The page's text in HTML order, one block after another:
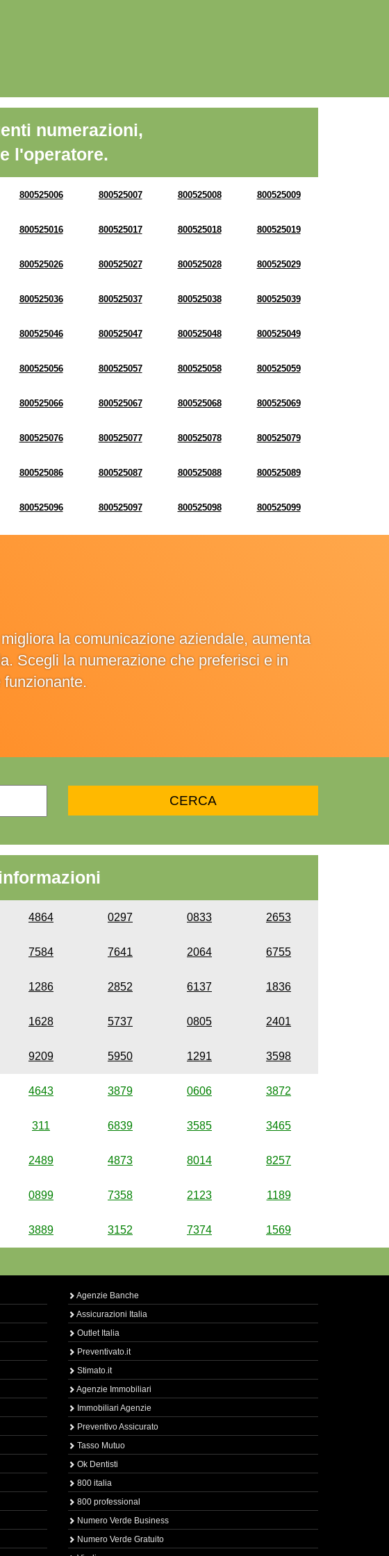
numerazioni,
l'operatore.
800525006 800525007 800525008 800525009
800525016 800525017 800525018 800525019
800525026 800525027 800525028 800525029
800525036 800525037 800525038 800525039
800525046 800525047 800525048 800525049
800525056 800525057 800525058 800525059
800525066 800525067 800525068 800525069
800525076 800525077 800525078 800525079
800525086 800525087 800525088 800525089
800525096 800525097 800525098 800525099
la comunicazione aziendale, aumenta
Scegli la numerazione che preferisci e in
4864 0297 0833 2653
7584 7641 2064 6755
1286 2852 6137 1836
1628 5737 0805 2401
9209 5950 1291 3598
4643 3879 0606 3872
311 6839 3585 3465
2489 4873 8014 8257
0899 7358 2123 1189
3889 3152 7374 1569
Agenzie Banche
Assicurazioni Italia
Outlet Italia
Preventivato.it
Stimato.it
Agenzie Immobiliari
Immobiliari Agenzie
Preventivo Assicurato
Tasso Mutuo
Ok Dentisti
800 italia
800 professional
Numero Verde Business
Numero Verde Gratuito